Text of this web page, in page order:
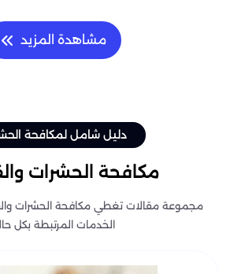
مشاهدة المزيد
دليل شامل لمكافحة
مكافحة الحشرات
مجموعة مقالات تغطي مكافحة الحشرات
الخدمات المرتبطة بكل